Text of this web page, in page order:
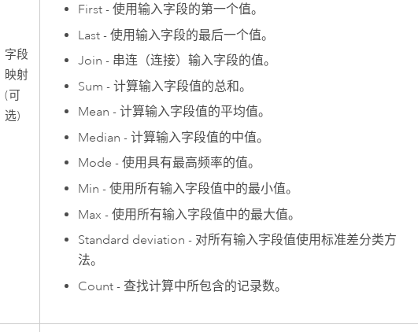
字段
映射
(可
选)
First - 使用输入字段的第一个值。
Last - 使用输入字段的最后一个值。
Join - 串连（连接）输入字段的值。
Sum - 计算输入字段值的总和。
Mean - 计算输入字段值的平均值。
Median - 计算输入字段值的中值。
Mode - 使用具有最高频率的值。
Min - 使用所有输入字段值中的最小值。
Max - 使用所有输入字段值中的最大值。
Standard deviation - 对所有输入字段值使用标准差分类方
法。
Count - 查找计算中所包含的记录数。